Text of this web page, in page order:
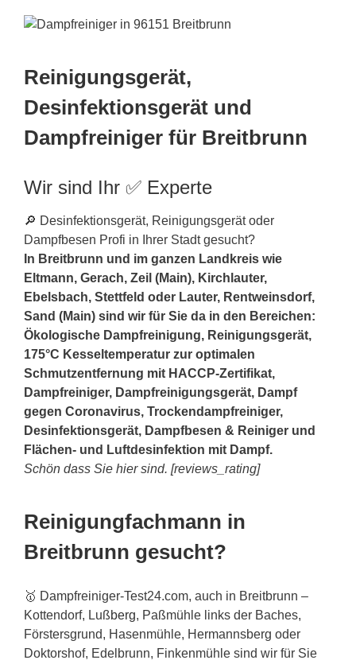
Reinigungsgerät,
Desinfektionsgerät und
Dampfreiniger für Breitbrunn
Wir sind Ihr ✅ Experte
🔎 Desinfektionsgerät, Reinigungsgerät oder
Dampfbesen Profi in Ihrer Stadt gesucht?
In Breitbrunn und im ganzen Landkreis wie
Eltmann, Gerach, Zeil (Main), Kirchlauter,
Ebelsbach, Stettfeld oder Lauter, Rentweinsdorf,
Sand (Main) sind wir für Sie da in den Bereichen:
Ökologische Dampfreinigung, Reinigungsgerät,
175°C Kesseltemperatur zur optimalen
Schmutzentfernung mit HACCP-Zertifikat,
Dampfreiniger, Dampfreinigungsgerät, Dampf
gegen Coronavirus, Trockendampfreiniger,
Desinfektionsgerät, Dampfbesen & Reiniger und
Flächen- und Luftdesinfektion mit Dampf.
Schön dass Sie hier sind. [reviews_rating]
Reinigungfachmann in
Breitbrunn gesucht?
🥇 Dampfreiniger-Test24.com, auch in Breitbrunn –
Kottendorf, Lußberg, Paßmühle links der Baches,
Förstersgrund, Hasenmühle, Hermannsberg oder
Doktorshof, Edelbrunn, Finkenmühle sind wir für Sie